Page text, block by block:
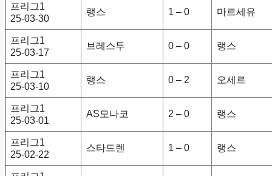
프리그1
25-03-30
랭스 1 – 0 마르세유
프리그1
25-03-17
브레스투 0 – 0 랭스
프리그1
25-03-10
랭스 0 – 2 오세르
프리그1
25-03-01
AS모나코 2 – 0 랭스
프리그1
25-02-22
스타드렌 1 – 0 랭스